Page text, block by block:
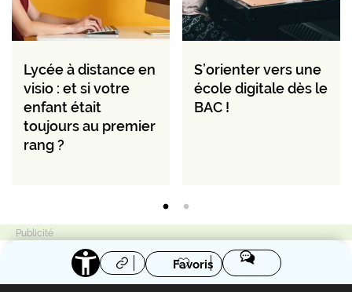
Lycée à distance en
visio : et si votre
enfant était
toujours au premier
rang ?
S’orienter vers une
école digitale dès le
BAC !
Favoris